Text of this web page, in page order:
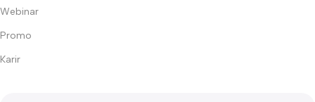
Webinar
Promo
Karir